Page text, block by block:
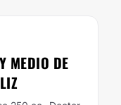
MEDIO DE